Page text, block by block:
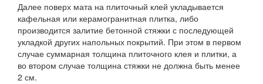
Далее поверх мата на плиточный клей укладывается
кафельная или керамогранитная плитка, либо
производится залитие бетонной стяжки с последующей
укладкой других напольных покрытий. При этом в первом
случае суммарная толщина плиточного клея и плитки, а
во втором случае толщина стяжки не должна быть менее
2 см.